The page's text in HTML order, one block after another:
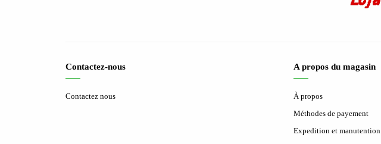
Contactez-nous
Contactez nous
A propos du magasin
À propos
Méthodes de payement
Expedition et manutention